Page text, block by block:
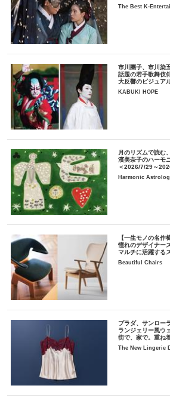
The Best K-
市川團子、市川染
話題の若手歌舞伎
大反響のビジュア
KABUKI HOPE
月のリズムで読む
濱美奈子のハーモ
＜2026/7/29～
Harmonic
【一生モノの名作
憧れのデザイナー
マルチに活躍する
Beautiful Chairs
プラダ、サンロー
ランジェリー風ウ
街で、家で。重ね
The New Lingerie